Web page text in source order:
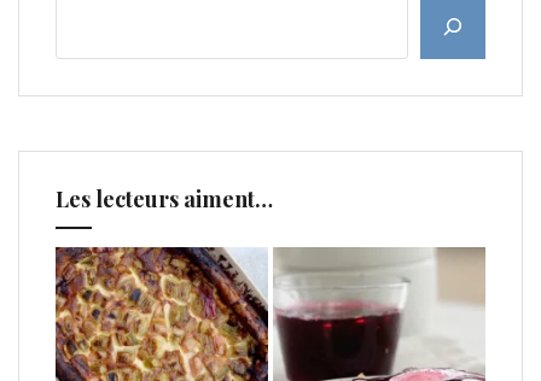
Les lecteurs aiment…